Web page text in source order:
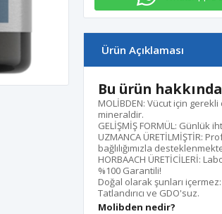
Ürün Açıklaması
Bu ürün hakkında
MOLİBDEN: Vücut için
mineraldir.
GELİŞMİŞ FORMÜL: Günlük
UZMANCA ÜRETİLMİŞTİR:
bağlılığımızla
HORBAACH ÜRETİCİLERİ:
%100 Garantili!
Doğal olarak şunları
Tatlandırıcı ve GDO'suz.
Molibden nedir?